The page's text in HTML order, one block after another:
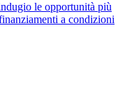
le opportunità più
a condizioni